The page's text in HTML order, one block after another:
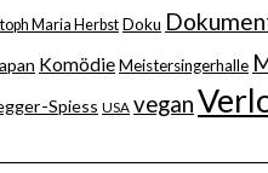
Maria HerbstDoku
KomödieMeistersingerhalle
Spiess USA vegan